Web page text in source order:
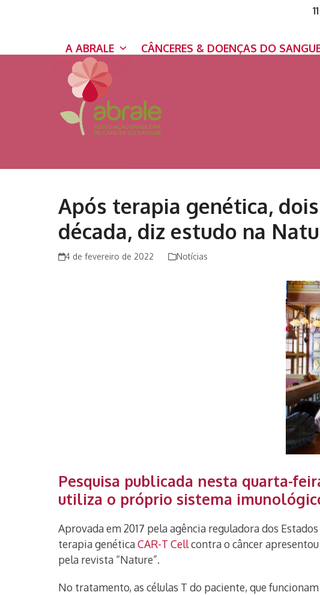
A ABRALE CÂNCERES & DOENÇAS DO
Após terapia genética,
década, diz estudo na
4 de fevereiro de 2022 Notícias
Pesquisa publicada nesta quarta-
utiliza o próprio sistema
Aprovada em 2017 pela agência reguladora dos
terapia genéticaCAR-T Cellcontra o câncer
pela revista “Nature”.
No tratamento, as células T do paciente, que